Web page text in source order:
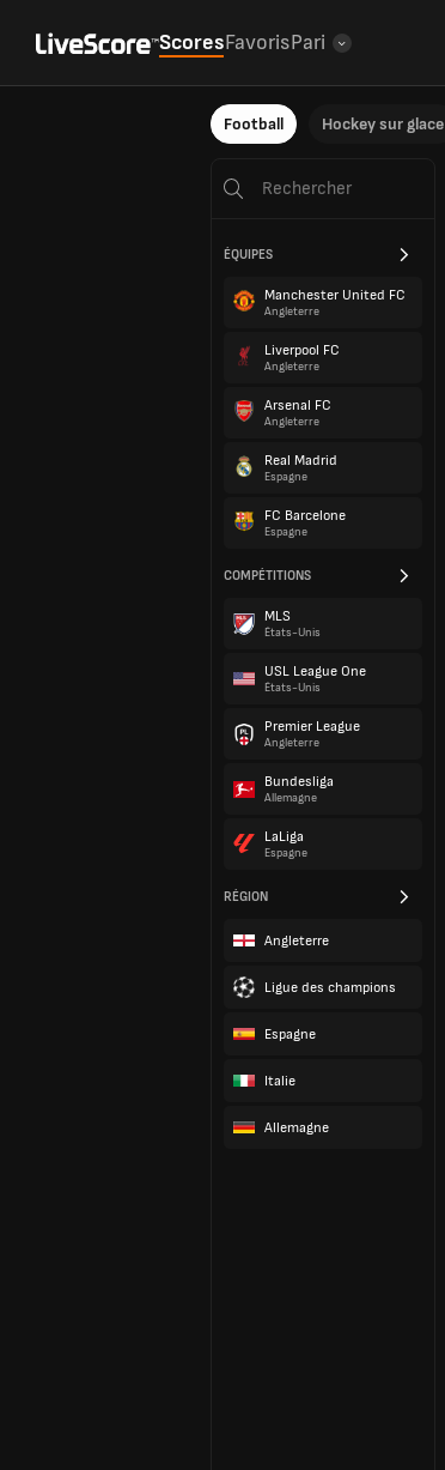
ScoresFavorisPari
Football Hockey sur glace
ÉQUIPES
Manchester United FC
Angleterre
Liverpool FC
Angleterre
Arsenal FC
Angleterre
Real Madrid
Espagne
FC Barcelone
Espagne
COMPÉTITIONS
MLS
États-Unis
USL League One
États-Unis
Premier League
Angleterre
Bundesliga
Allemagne
LaLiga
Espagne
RÉGION
Angleterre
Ligue des champions
Espagne
Italie
Allemagne